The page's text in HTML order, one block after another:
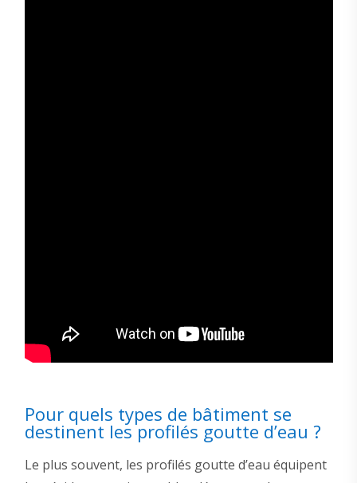
Pour quels types de bâtiment se
destinent les profilés goutte d’eau ?
Le plus souvent, les profilés goutte d’eau équipent